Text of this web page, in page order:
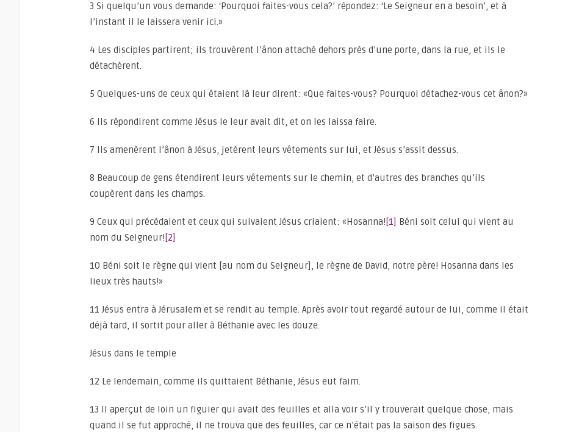
3 Si quelqu’un vous demande: ‘Pourquoi faites-vous cela?’ répondez: ‘Le Seigneur en a besoin’, et à
l’instant il le laissera venir ici.»
4 Les disciples partirent; ils trouvèrent l’ânon attaché dehors près d’une porte, dans la rue, et ils le
détachèrent.
5 Quelques-uns de ceux qui étaient là leur dirent: «Que faites-vous? Pourquoi détachez-vous cet ânon?»
6 Ils répondirent comme Jésus le leur avait dit, et on les laissa faire.
7 Ils amenèrent l’ânon à Jésus, jetèrent leurs vêtements sur lui, et Jésus s’assit dessus.
8 Beaucoup de gens étendirent leurs vêtements sur le chemin, et d’autres des branches qu’ils
coupèrent dans les champs.
9 Ceux qui précédaient et ceux qui suivaient Jésus criaient: «Hosanna! [1] Béni soit celui qui vient au
nom du Seigneur! [2]
10 Béni soit le règne qui vient [au nom du Seigneur], le règne de David, notre père! Hosanna dans les
lieux très hauts!»
11 Jésus entra à Jérusalem et se rendit au temple. Après avoir tout regardé autour de lui, comme il était
déjà tard, il sortit pour aller à Béthanie avec les douze.
Jésus dans le temple
12 Le lendemain, comme ils quittaient Béthanie, Jésus eut faim.
13 Il aperçut de loin un figuier qui avait des feuilles et alla voir s’il y trouverait quelque chose, mais
quand il se fut approché, il ne trouva que des feuilles, car ce n’était pas la saison des figues.